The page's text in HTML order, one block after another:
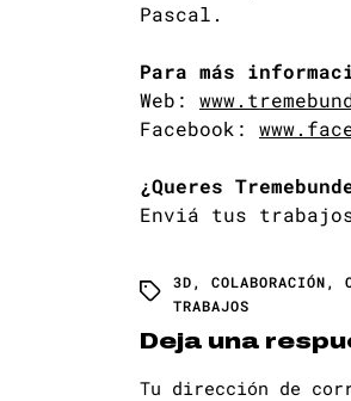
Pascal.
Para más
Web:
Facebook:
¿Queres
Enviá tus
3D, COLABORACIÓN,
TRABAJOS
Deja una
Tu dirección de